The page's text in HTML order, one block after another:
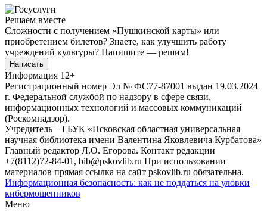
Решаем вместе
Сложности с получением «Пушкинской карты» или
приобретением билетов? Знаете, как улучшить работу
учреждений культуры? Напишите — решим!
Написать
Информация 12+
Регистрационный номер Эл № ФС77-87001 выдан 19.03.2024
г. Федеральной службой по надзору в сфере связи,
информационных технологий и массовых коммуникаций
(Роскомнадзор).
Учредитель – ГБУК «Псковская областная универсальная
научная библиотека имени Валентина Яковлевича Курбатова»
Главный редактор Л.О. Егорова. Контакт редакции
+7(8112)72-84-01, bib@pskovlib.ru При использовании
материалов прямая ссылка на сайт pskovlib.ru обязательна.
Информационная безопасность: как не поддаться на уловки
кибермошенников
Меню